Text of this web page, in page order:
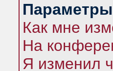
Параметры
Как мне
На
Я изменил